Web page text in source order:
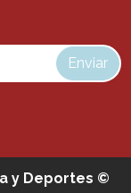
Enviar
y Deportes ©